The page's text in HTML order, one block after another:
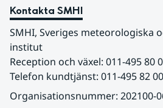
Kontakta SMHI
SMHI, Sveriges meteorologiska
institut
Reception och växel: 011-495 80
Telefon kundtjänst: 011-495 82 00
Organisationsnummer: 202100-